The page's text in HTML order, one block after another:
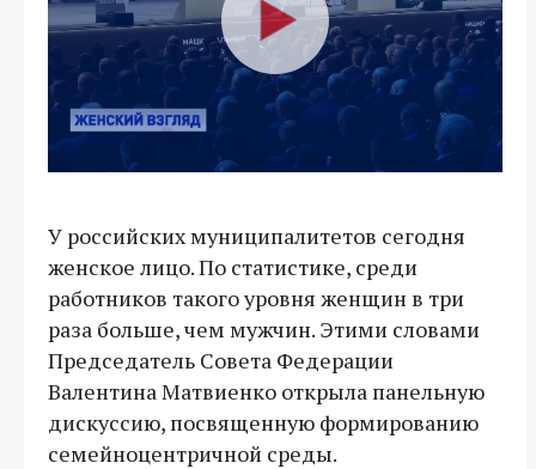
У российских муниципалитетов сегодня
женское лицо. По статистике, среди
работников такого уровня женщин в три
раза больше, чем мужчин. Этими словами
Председатель Совета Федерации
Валентина Матвиенко открыла панельную
дискуссию, посвященную формированию
семейноцентричной среды.